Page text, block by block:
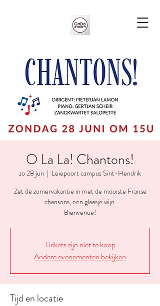
O La La! Chantons!
zo 28 jun
  |
Leiepoort campus Sint-Hendrik
Zet de zomervakantie in met de mooiste Franse
chansons, een glaasje wijn.
Bienvenue!
Tickets zijn niet te koop
Andere evenementen bekijken
Tijd en locatie